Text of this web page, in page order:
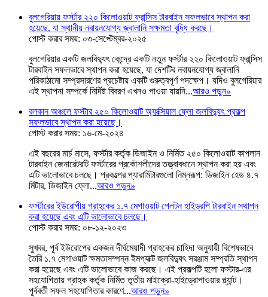
বুলগেরিয়ায় ফর্স্টার ২২০ কিলোওয়াট ফ্রান্সিস টারবাইন সফলভাবে স্থাপন করা
হয়েছে, যা স্থানীয় নবায়নযোগ্য জ্বালানি সক্ষমতা বৃদ্ধি করছে।
পোস্ট করার সময়: ০৩-সেপ্টেম্বর-২০২৫
বুলগেরিয়ার একটি জলবিদ্যুৎ কেন্দ্রে একটি নতুন ফর্স্টার ২২০ কিলোওয়াট ফ্রান্সিস
টারবাইন সফলভাবে স্থাপন করা হয়েছে, যা দেশটির নবায়নযোগ্য জ্বালানি
পরিকাঠামো সম্প্রসারণের প্রচেষ্টায় একটি গুরুত্বপূর্ণ পদক্ষেপ। যদিও বুলগেরিয়ার
এই স্থাপনা সম্পর্কে নির্দিষ্ট বিবরণ এখনও পাওয়া যায়নি...আরও পড়ুন»
বলকান অঞ্চলে ফস্টার ২৫০ কিলোওয়াট অ্যাক্সিয়াল ফ্লো জলবিদ্যুৎ প্রকল্প
সফলভাবে স্থাপন করা হয়েছে।
পোস্ট করার সময়: ১৬-মে-২০২৪
এই বছরের মার্চ মাসে, ফর্স্টার কর্তৃক ডিজাইন ও নির্মিত ২৫০ কিলোওয়াট কাপলান
টারবাইন জেনারেটরটি ফর্স্টারের প্রকৌশলীদের তত্ত্বাবধানে স্থাপন করা হয় এবং
এটি ভালোভাবে চলছে। প্রকল্পের প্যারামিটারগুলো নিম্নরূপ: ডিজাইন হেড ৪.৭
মিটার, ডিজাইন ফ্লো...আরও পড়ুন»
ফর্স্টারের ইউরোপীয় গ্রাহকের ১.৭ মেগাওয়াট পেলটন হাইড্রপি টারবাইন স্থাপন
করা হয়েছে এবং এটি ভালোভাবে চলছে।
পোস্ট করার সময়: ০৮-১২-২০২৩
সুখবর, পূর্ব ইউরোপের একজন দীর্ঘমেয়াদী গ্রাহকের চাহিদা অনুযায়ী বিশেষভাবে
তৈরি ১.৭ মেগাওয়াট ক্ষমতাসম্পন্ন ইমপ্যাক্ট জলবিদ্যুৎ সরঞ্জাম সম্প্রতি স্থাপন
করা হয়েছে এবং এটি ভালোভাবে কাজ করছে। এই প্রকল্পটি হলো ফস্টার-এর
সহযোগিতায় গ্রাহক কর্তৃক নির্মিত তৃতীয় মাইক্রো-হাইড্রোপাওয়ার প্ল্যান্ট।
পূর্ববর্তী সফল সহযোগিতার কারণে...আরও পড়ুন»